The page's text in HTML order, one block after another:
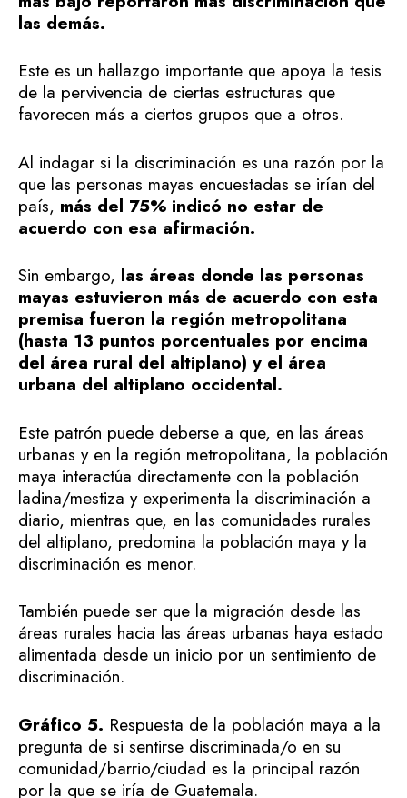
las demás.
Este es un hallazgo importante que apoya la tesis
de la pervivencia de ciertas estructuras que
favorecen más a ciertos grupos que a otros.
Al indagar si la discriminación es una razón por la
que las personas mayas encuestadas se irían del
país, más del 75% indicó no estar de
acuerdo con esa afirmación.
Sin embargo, las áreas donde las personas
mayas estuvieron más de acuerdo con esta
premisa fueron la región metropolitana
(hasta 13 puntos porcentuales por encima
del área rural del altiplano) y el área
urbana del altiplano occidental.
Este patrón puede deberse a que, en las áreas
urbanas y en la región metropolitana, la población
maya interactúa directamente con la población
ladina/mestiza y experimenta la discriminación a
diario, mientras que, en las comunidades rurales
del altiplano, predomina la población maya y la
discriminación es menor.
También puede ser que la migración desde las
áreas rurales hacia las áreas urbanas haya estado
alimentada desde un inicio por un sentimiento de
discriminación.
Gráfico 5. Respuesta de la población maya a la
pregunta de si sentirse discriminada/o en su
comunidad/barrio/ciudad es la principal razón
por la que se iría de Guatemala.